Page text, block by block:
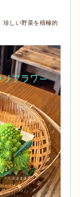
しい野菜を積極的